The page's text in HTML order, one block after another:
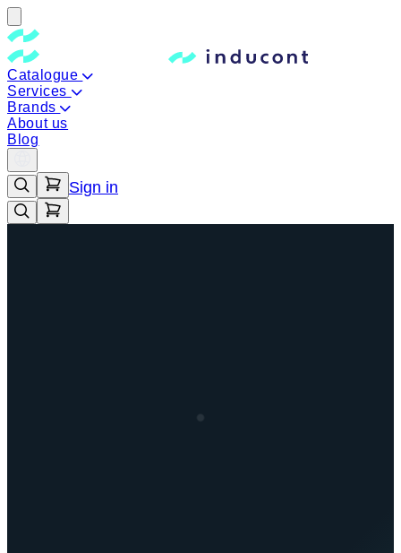
Catalogue
Services
Brands
About us
Blog
Sign in